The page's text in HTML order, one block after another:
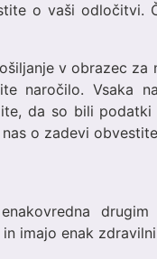
o vaši odločitvi.
v obrazec za
naročilo. Vsaka
da so bili podatki
o zadevi
drugim
imajo enak